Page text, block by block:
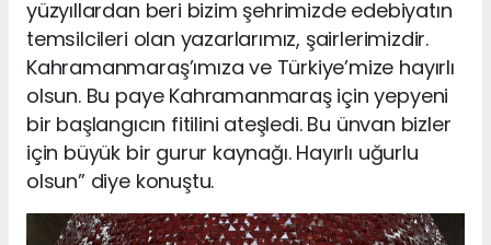
yüzyıllardan beri bizim şehrimizde edebiyatın
temsilcileri olan yazarlarımız, şairlerimizdir.
Kahramanmaraş’ımıza ve Türkiye’mize hayırlı
olsun. Bu paye Kahramanmaraş için yepyeni
bir başlangıcın fitilini ateşledi. Bu ünvan bizler
için büyük bir gurur kaynağı. Hayırlı uğurlu
olsun” diye konuştu.